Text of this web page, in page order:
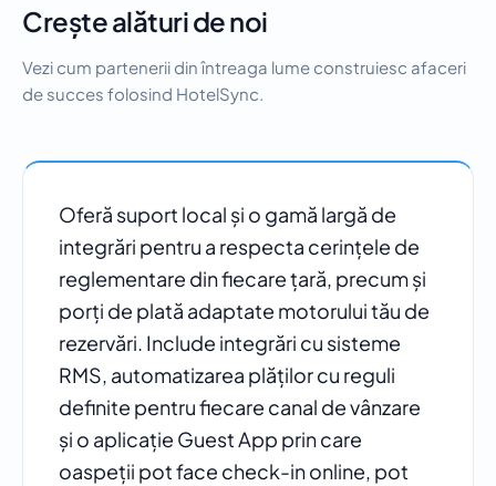
Crește alături de noi
Vezi cum partenerii din întreaga lume construiesc afaceri
de succes folosind HotelSync.
Oferă suport local și o gamă largă de
integrări pentru a respecta cerințele de
reglementare din fiecare țară, precum și
porți de plată adaptate motorului tău de
rezervări. Include integrări cu sisteme
RMS, automatizarea plăților cu reguli
definite pentru fiecare canal de vânzare
și o aplicație Guest App prin care
oaspeții pot face check-in online, pot